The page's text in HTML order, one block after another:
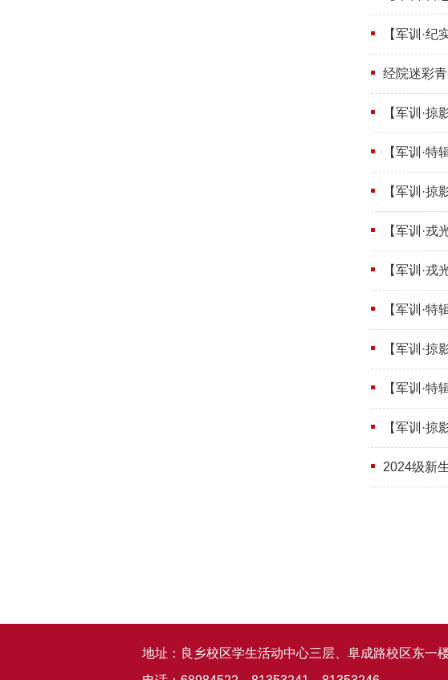
【军训·
经院迷彩
【军训·
【军训·
【军训·
【军训·
【军训·
【军训·
【军训·
【军训·
【军训·
2024级新
地址：良乡校区学生活动中心三层、阜成路校区东一